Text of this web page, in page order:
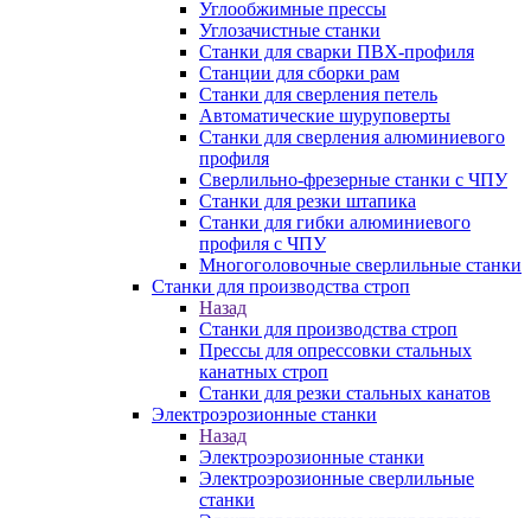
Углообжимные прессы
Углозачистные станки
Станки для сварки ПВХ-профиля
Станции для сборки рам
Станки для сверления петель
Автоматические шуруповерты
Станки для сверления алюминиевого
профиля
Сверлильно-фрезерные станки с ЧПУ
Станки для резки штапика
Станки для гибки алюминиевого
профиля с ЧПУ
Многоголовочные сверлильные станки
Станки для производства строп
Назад
Станки для производства строп
Прессы для опрессовки стальных
канатных строп
Станки для резки стальных канатов
Электроэрозионные станки
Назад
Электроэрозионные станки
Электроэрозионные сверлильные
станки